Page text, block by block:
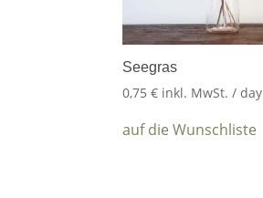
Seegras
0,75€ inkl. MwSt. / day
auf die Wunschliste